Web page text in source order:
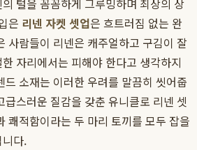
털을 꼼꼼하게 그루밍하며 최상의 상
은 리넨 자켓 셋업은 흐트러짐 없는 완
사람들이 리넨은 캐주얼하고 구김이 잘
자리에서는 피해야 한다고 생각하지
드 소재는 이러한 우려를 말끔히 씻어줍
스러운 질감을 갖춘 유니클로 리넨 셋
쾌적함이라는 두 마리 토끼를 모두 잡을
다.